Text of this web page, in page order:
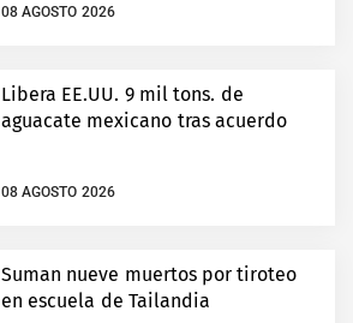
08 AGOSTO 2026
Libera EE.UU. 9 mil tons. de
aguacate mexicano tras acuerdo
08 AGOSTO 2026
Suman nueve muertos por tiroteo
en escuela de Tailandia